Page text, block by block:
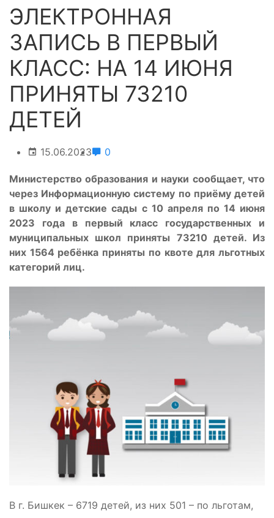
ЭЛЕКТРОННАЯ
ЗАПИСЬ В ПЕРВЫЙ
КЛАСС: НА 14 ИЮНЯ
ПРИНЯТЫ 73210
ДЕТЕЙ
15.06.2023 0
Министерство образования и науки сообщает, что
через Информационную систему по приёму детей
в школу и детские сады с 10 апреля по 14 июня
2023 года в первый класс государственных и
муниципальных школ приняты 73210 детей. Из
них 1564 ребёнка приняты по квоте для льготных
категорий лиц.
В г. Бишкек – 6719 детей, из них 501 – по льготам,